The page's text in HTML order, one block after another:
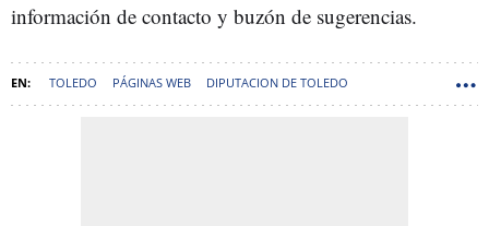
información de contacto y buzón de sugerencias.
TOLEDO PÁGINAS WEB DIPUTACION DE TOLEDO